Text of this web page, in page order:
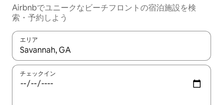
Airbnbでユニークなビーチフロントの宿泊施設を検
索・予約しよう
エリア
検索結果が表示されたら、上下の矢印キーを使って移動するか
チェックイン